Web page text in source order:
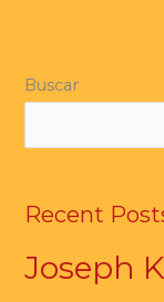
Buscar
Recent
Joseph